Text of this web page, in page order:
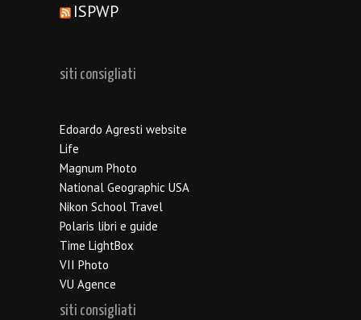
ISPWP
siti consigliati
Edoardo Agresti website
Life
Magnum Photo
National Geographic USA
Nikon School Travel
Polaris libri e guide
Time LightBox
VII Photo
VU Agence
siti consigliati